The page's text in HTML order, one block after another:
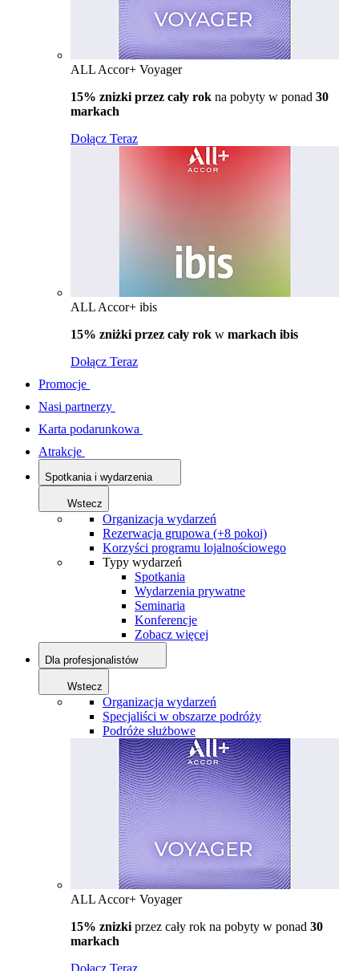
ALL Accor+ Voyager
15% znizki przez cały rok na pobyty w ponad 30
markach
Dołącz Teraz
ALL Accor+ ibis
15% zniżki przez cały rok w markach ibis
Dołącz Teraz
Promocje
Nasi partnerzy
Karta podarunkowa
Atrakcje
Spotkania i wydarzenia
Wstecz
Organizacja wydarzeń
Rezerwacja grupowa (+8 pokoi)
Korzyści programu lojalnościowego
Typy wydarzeń
Spotkania
Wydarzenia prywatne
Seminaria
Konferencje
Zobacz więcej
Dla profesjonalistów
Wstecz
Organizacja wydarzeń
Specjaliści w obszarze podróży
Podróże służbowe
ALL Accor+ Voyager
15% znizki przez cały rok na pobyty w ponad 30
markach
Dołącz Teraz